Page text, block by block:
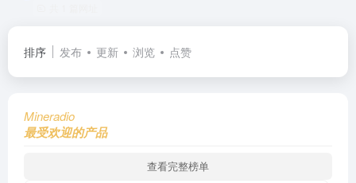
排序 发布 更新 浏览 点赞
Mineradio
最受欢迎的产品
查看完整榜单